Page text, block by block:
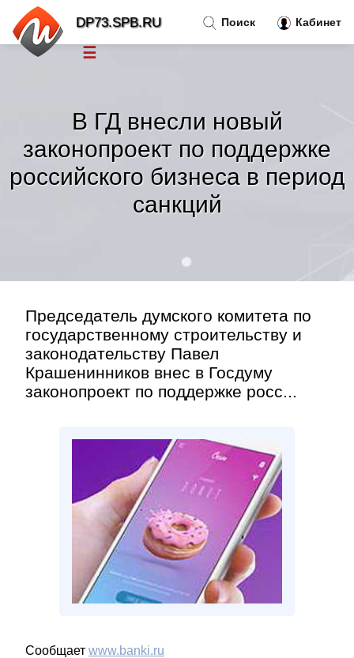
В ГД внесли новый
законопроект по поддержке
российского бизнеса в период
санкций
Председатель думского комитета по
государственному строительству и
законодательству Павел
Крашенинников внес в Госдуму
законопроект по поддержке росс...
Сообщает www.banki.ru
Поиск Кабинет
DP73.SPB.RU
☰
Тренды новостей »
Рубрики»